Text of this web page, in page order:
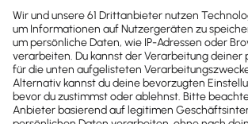
Einleitung
Vorgehen im Programm
Vorgehen
Bescheinigungswesen